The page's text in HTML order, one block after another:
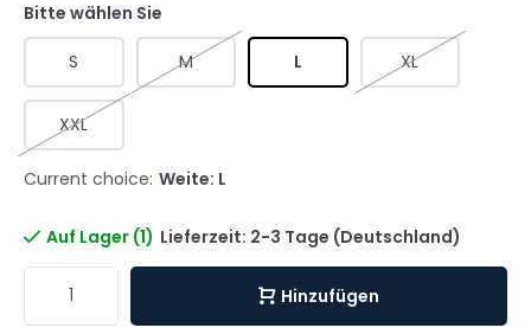
Bitte wählen Sie
S M L XL
XXL
Current choice: Weite: L
Auf Lager (1) Lieferzeit: 2-3 Tage (Deutschland)
Hinzufügen